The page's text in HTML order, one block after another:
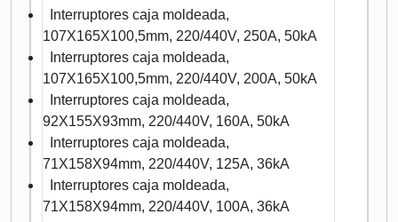
Interruptores caja moldeada,
107X165X100,5mm, 220/440V, 250A, 50kA
Interruptores caja moldeada,
107X165X100,5mm, 220/440V, 200A, 50kA
Interruptores caja moldeada,
92X155X93mm, 220/440V, 160A, 50kA
Interruptores caja moldeada,
71X158X94mm, 220/440V, 125A, 36kA
Interruptores caja moldeada,
71X158X94mm, 220/440V, 100A, 36kA